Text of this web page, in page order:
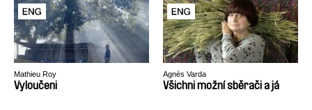
Mathieu Roy
Vyloučeni
Agnès Varda
Všichni možní sběrači a já